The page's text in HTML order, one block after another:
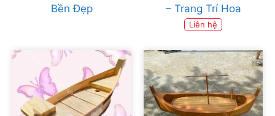
Bền Đẹp
– Trang Trí Hoa
Liên hệ